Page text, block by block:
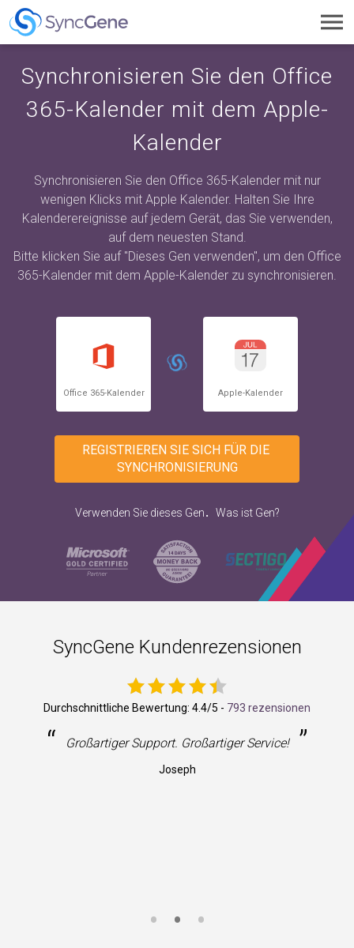
Synchronisieren Sie den Office
365-Kalender mit dem Apple-
Kalender
Synchronisieren Sie den Office 365-Kalender mit nur
wenigen Klicks mit Apple Kalender. Halten Sie Ihre
Kalenderereignisse auf jedem Gerät, das Sie verwenden,
auf dem neuesten Stand.
Bitte klicken Sie auf "Dieses Gen verwenden", um den Office
365-Kalender mit dem Apple-Kalender zu synchronisieren.
Office 365-Kalender Apple-Kalender
REGISTRIEREN SIE SICH FÜR DIE
SYNCHRONISIERUNG
Verwenden Sie dieses Gen. Was ist Gen?
SyncGene Kundenrezensionen
Durchschnittliche Bewertung: 4.4/5 - 793 rezensionen
“ Großartiger Support. Großartiger Service! ”
Joseph